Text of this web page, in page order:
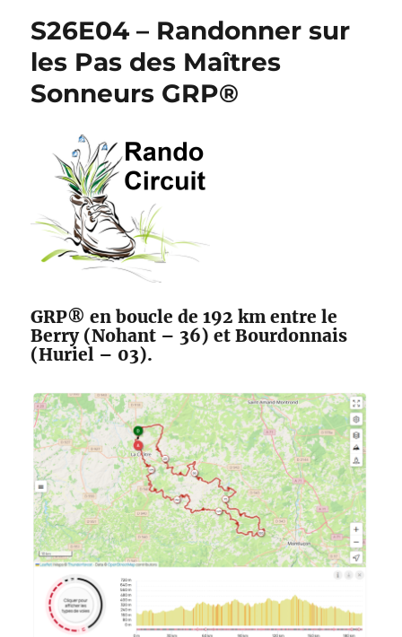
la
:
sur
les
S26E04 – Randonner sur
les Pas des Maîtres
Sonneurs GRP®
GRP® en boucle de 192 km entre le
Berry (Nohant – 36) et Bourdonnais
(Huriel – 03).